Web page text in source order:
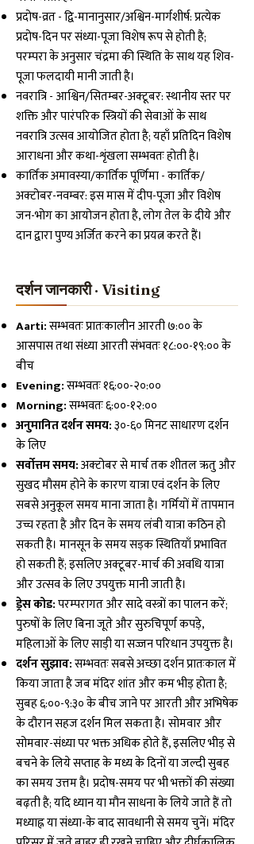
प्रदोष-व्रत - द्वि-मानानुसार/अश्विन-मार्गशीर्ष: प्रत्येक
प्रदोष-दिन पर संध्या-पूजा विशेष रूप से होती है;
परम्परा के अनुसार चंद्रमा की स्थिति के साथ यह शिव-
पूजा फलदायी मानी जाती है।
नवरात्रि - आश्विन/सितम्बर-अक्टूबर: स्थानीय स्तर पर
शक्ति और पारंपरिक स्त्रियों की सेवाओं के साथ
नवरात्रि उत्सव आयोजित होता है; यहाँ प्रतिदिन विशेष
आराधना और कथा-शृंखला सम्भवतः होती है।
कार्तिक अमावस्या/कार्तिक पूर्णिमा - कार्तिक/
अक्टोबर-नवम्बर: इस मास में दीप-पूजा और विशेष
जन-भोग का आयोजन होता है, लोग तेल के दीये और
दान द्वारा पुण्य अर्जित करने का प्रयत्न करते हैं।
दर्शन जानकारी · Visiting
Aarti:सम्भवतः प्रातःकालीन आरती ७:०० के
आसपास तथा संध्या आरती संभवतः १८:००-१९:०० के
बीच
Evening:सम्भवतः १६:००-२०:००
Morning:सम्भवतः ६:००-१२:००
अनुमानित दर्शन समय:३०-६० मिनट साधारण दर्शन
के लिए
सर्वोत्तम समय:अक्टोबर से मार्च तक शीतल ऋतु और
सुखद मौसम होने के कारण यात्रा एवं दर्शन के लिए
सबसे अनुकूल समय माना जाता है। गर्मियों में तापमान
उच्च रहता है और दिन के समय लंबी यात्रा कठिन हो
सकती है। मानसून के समय सड़क स्थितियाँ प्रभावित
हो सकती हैं; इसलिए अक्टूबर-मार्च की अवधि यात्रा
और उत्सव के लिए उपयुक्त मानी जाती है।
ड्रेस कोड:परम्परागत और सादे वस्त्रों का पालन करें;
पुरुषों के लिए बिना जूते और सुरुचिपूर्ण कपड़े,
महिलाओं के लिए साड़ी या सज्जन परिधान उपयुक्त है।
दर्शन सुझाव:सम्भवतः सबसे अच्छा दर्शन प्रातःकाल में
किया जाता है जब मंदिर शांत और कम भीड़ होता है;
सुबह ६:००-९:३० के बीच जाने पर आरती और अभिषेक
के दौरान सहज दर्शन मिल सकता है। सोमवार और
सोमवार-संध्या पर भक्त अधिक होते हैं, इसलिए भीड़ से
बचने के लिये सप्ताह के मध्य के दिनों या जल्दी सुबह
का समय उत्तम है। प्रदोष-समय पर भी भक्तों की संख्या
बढ़ती है; यदि ध्यान या मौन साधना के लिये जाते हैं तो
मध्याह्न या संध्या-के बाद सावधानी से समय चुनें। मंदिर